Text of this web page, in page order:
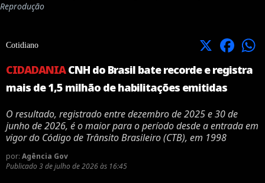
Reprodução
Cotidiano X Facebook
CIDADANIACNH do Brasil bate recorde e registra
mais de 1,5 milhão de habilitações emitidas
O resultado, registrado entre dezembro de 2025 e 30 de
junho de 2026, é o maior para o período desde a entrada em
vigor do Código de Trânsito Brasileiro (CTB), em 1998
por: Agência Gov
Publicado 3 de julho de 2026 às 16:45